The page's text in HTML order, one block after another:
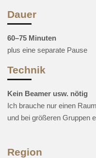
Dauer
60–75 Minuten
plus eine separate Pause
Technik
Kein Beamer usw. nötig
Ich brauche nur einen
und bei größeren Gruppen
Region